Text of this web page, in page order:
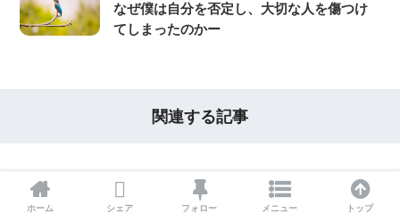
なぜ僕は自分を否定し、大切な人を傷つけ
てしまったのかー
関連する記事
ホーム シェア フォロー メニュー トップ